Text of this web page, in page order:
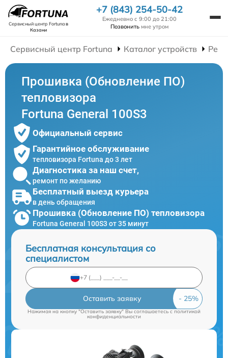
Сервисный центр Fortunaв
Казани
+7 (843) 254-50-42
Ежедневно с 9:00 до 21:00
Позвонить мне утром
Сервисный центр Fortuna Каталог устройств
Прошивка (Обновление ПО)
тепловизора
Fortuna General 100S3
Официальный сервис
Гарантийное обслуживание
тепловизора Fortuna до 3 лет
Диагностика за наш счет,
ремонт по желанию
Бесплатный выезд курьера
в день обращения
Прошивка (Обновление ПО) тепловизора
Fortuna General 100S3 от 35 минут
Бесплатная консультация со
специалистом
Оставить заявку
Нажимая на кнопку "Оставить заявку" Вы соглашаетесь cполитикой
конфиденциальности